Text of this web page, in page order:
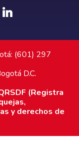
(601) 297
D.C.
(Registra
y derechos de